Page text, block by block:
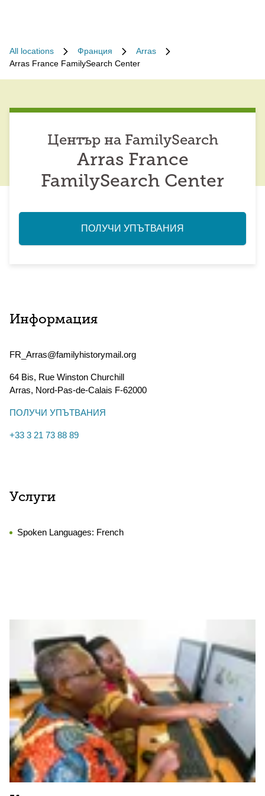
All locations Франция
Arras
Arras France FamilySearch Center
Център на FamilySearch
Arras France
FamilySearch Center
ПОЛУЧИ УПЪТВАНИЯ
Информация
FR_Arras@familyhistorymail.org
64 Bis, Rue Winston Churchill
Arras, Nord-Pas-de-Calais F-62000
ПОЛУЧИ УПЪТВАНИЯ
+33 3 21 73 88 89
Услуги
Spoken Languages: French